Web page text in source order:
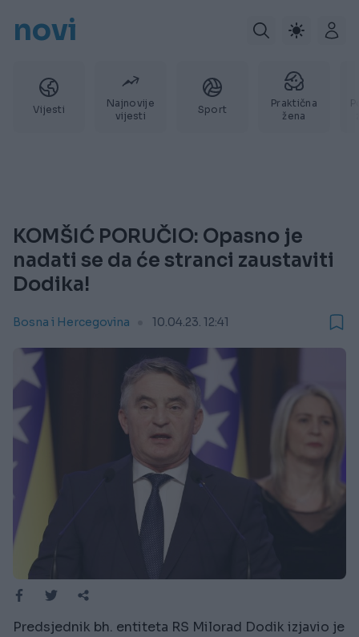
novi
Vijesti
Najnovije
vijesti
Sport
Praktična
žena
KOMŠIĆ PORUČIO: Opasno je
nadati se da će stranci zaustaviti
Dodika!
Bosna i Hercegovina 10.04.23. 12:41
Predsjednik bh. entiteta RS Milorad Dodik izjavio je